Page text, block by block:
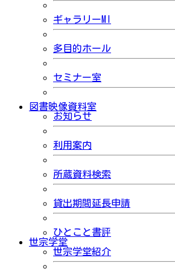
ギャラリーMI
多目的ホール
セミナー室
図書映像資料室
お知らせ
利用案内
所蔵資料検索
貸出期間延長申請
ひとこと書評
世宗学堂
世宗学堂紹介